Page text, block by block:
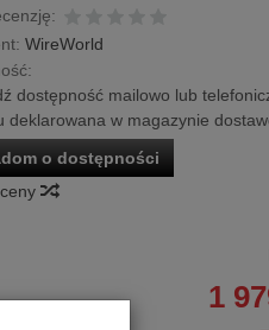
WireWorld
dostępność mailowo lub
deklarowana w magazynie
o dostępności
1